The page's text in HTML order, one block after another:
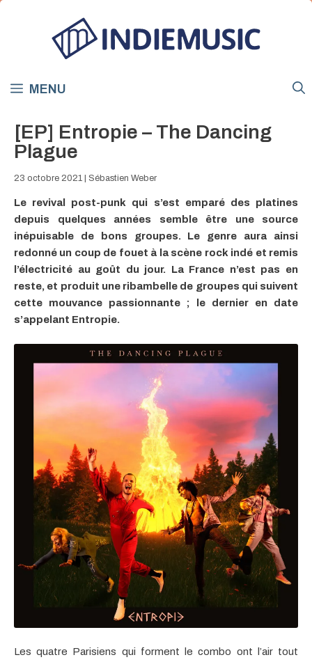
MENU
[EP] Entropie – The Dancing
Plague
23 octobre 2021 Sébastien Weber
Le revival post-punk qui s’est emparé des platines
depuis quelques années semble être une source
inépuisable de bons groupes. Le genre aura ainsi
redonné un coup de fouet à la scène rock indé et remis
l’électricité au goût du jour.
La France n’est pas en
reste, et produit une ribambelle de groupes qui suivent
cette mouvance passionnante ; le dernier en date
s’appelant Entropie.
Les quatre Parisiens qui forment le combo ont l’air tout